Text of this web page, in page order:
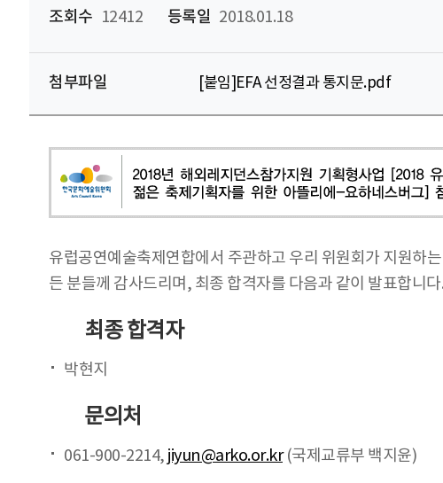
조회수 12412 등록일 2018.01.18
첨부파일 [붙임]EFA 선정결과 통지문.pdf
유럽공연예술축제연합에서 주관하고 우리 위원회가 지원하
든 분들께 감사드리며, 최종 합격자를 다음과 같이 발표합니다.
최종 합격자
박현지
문의처
061-900-2214, jiyun@arko.or.kr(국제교류부 백지윤)